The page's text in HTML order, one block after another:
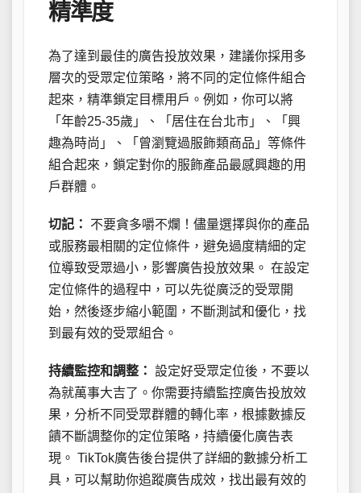
精準度
為了達到最佳的廣告投放效果，建議你採用多
層次的受眾定位策略，將不同的定位條件組合
起來，精準鎖定目標用戶。例如，你可以將
「年齡25-35歲」、「居住在台北市」、「興
趣為時尚」、「曾瀏覽過服飾類商品」等條件
組合起來，鎖定對你的服飾產品最感興趣的用
戶群體。
切記：
不要貪多嚼不爛！儘量選擇與你的產品
或服務最相關的定位條件，避免過度精細的定
位導致受眾過小，影響廣告投放效果。 在設定
定位條件的過程中，可以先從廣泛的受眾開
始，然後逐步縮小範圍，不斷測試和優化，找
到最有效的受眾組合。
持續監控和調整： 設定好受眾定位後，不要以
為就萬事大吉了。你需要持續監控廣告投放效
果，分析不同受眾群體的轉化率，根據數據反
饋不斷調整你的定位策略，持續優化廣告表
現。 TikTok廣告後台提供了詳細的數據分析工
具，可以幫助你追蹤廣告成效，找出最有效的